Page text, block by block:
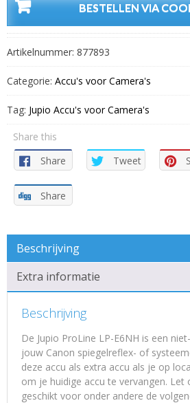
BESTELLEN VIA
Artikelnummer: 877893
Categorie: Accu's voor Camera's
Tag: Jupio Accu's voor Camera's
Share this
Share
Tweet
Share
Beschrijving
Extra informatie
Beschrijving
De Jupio ProLine LP-E6NH is een
jouw Canon spiegelreflex- of
deze accu als extra accu als je op
om je huidige accu te vervangen. Let
geschikt voor onder andere de